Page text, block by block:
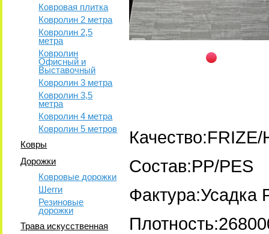
Ковровая плитка
Ковролин 2 метра
Ковролин 2,5
метра
Ковролин
Офисный и
Выставочный
Ковролин 3 метра
Ковролин 3,5
метра
Ковролин 4 метра
Ковролин 5 метров
Ковры
Дорожки
Ковровые дорожки
Шегги
Резиновые
дорожки
Трава искусственная
Состав:PP/PES
Фактура:Усадка